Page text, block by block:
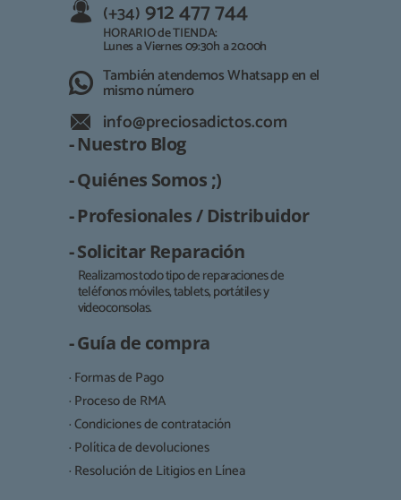
(+34) 912 477 744
HORARIO de TIENDA:
Lunes a Viernes 09:30h a 20:00h
También atendemos Whatsapp en el
mismo número
info@preciosadictos.com
- Nuestro Blog
- Quiénes Somos ;)
- Profesionales / Distribuidor
- Solicitar Reparación
Realizamos todo tipo de reparaciones de
teléfonos móviles, tablets, portátiles y
videoconsolas.
- Guía de compra
· Formas de Pago
· Proceso de RMA
· Condiciones de contratación
· Política de devoluciones
· Resolución de Litigios en Línea
Responsable:
Finalidad:
Destinatarios:
Derechos: